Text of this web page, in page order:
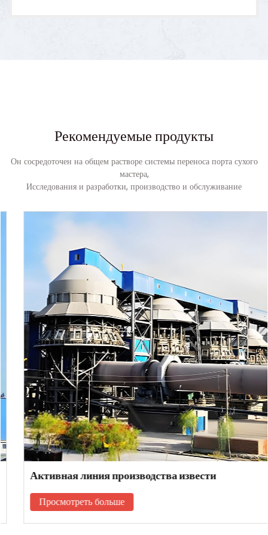
Рекомендуемые продукты
Он сосредоточен на общем растворе системы переноса порта сухого
мастера,
Исследования и разработки, производство и обслуживание
Активная линия производства извести
Просмотреть больше